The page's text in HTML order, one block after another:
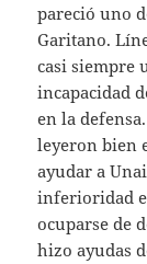
pareció uno
Garitano.
casi siempre
incapacidad
en la
leyeron bien
ayudar a
inferioridad
ocuparse de
hizo ayudas